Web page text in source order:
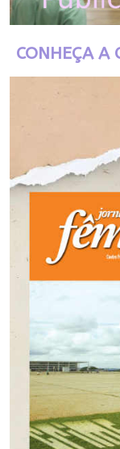
CONHEÇA A